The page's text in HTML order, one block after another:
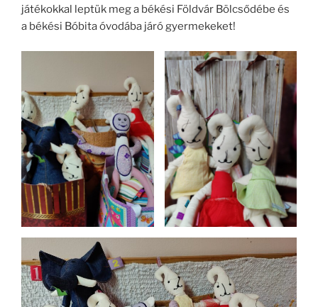
játékokkal leptük meg a békési Földvár Bölcsődébe és
a békési Bóbita óvodába járó gyermekeket!